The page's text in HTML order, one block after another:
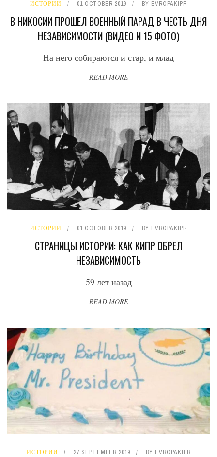
ИСТОРИИ 01 OCTOBER 2019 BY EVROPAKIPR
В НИКОСИИ ПРОШЕЛ ВОЕННЫЙ ПАРАД В ЧЕСТЬ ДНЯ
НЕЗАВИСИМОСТИ (ВИДЕО И 15 ФОТО)
На него собираются и стар, и млад
READ MORE
ИСТОРИИ 01 OCTOBER 2019 BY EVROPAKIPR
СТРАНИЦЫ ИСТОРИИ: КАК КИПР ОБРЕЛ
НЕЗАВИСИМОСТЬ
59 лет назад
READ MORE
ИСТОРИИ 27 SEPTEMBER 2019 BY EVROPAKIPR